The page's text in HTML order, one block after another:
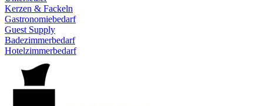
Kerzen & Fackeln
Gastronomiebedarf
Guest Supply
Badezimmerbedarf
Hotelzimmerbedarf